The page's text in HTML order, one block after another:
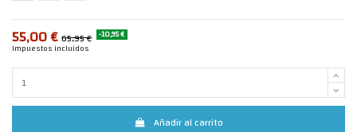
55,00 € 65,95 € -10,95 €
Impuestos incluidos
Añadir al carrito